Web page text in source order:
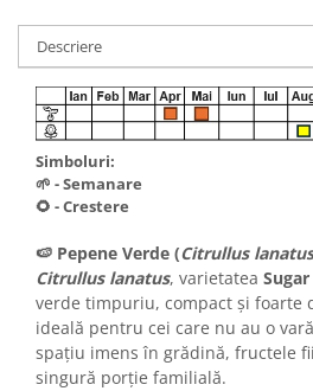
Descriere
Simboluri:
🌱 - Semanare
🌻 - Crestere
🍉 Pepene Verde (Citrullus lanatus
Citrullus lanatus, varietatea
verde timpuriu, compact și foarte
ideală pentru cei care nu au o
spațiu imens în grădină, fructele
singură porție familială.